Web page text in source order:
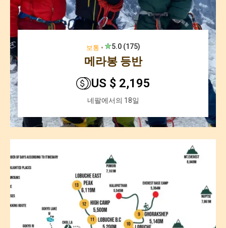
보통 🞄 5.0 (175)
메라봉 등반
US $ 2,195
네팔에서의 18일